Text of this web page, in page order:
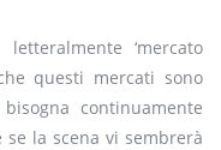
letteralmente ‘mercato
questi mercati sono
continuamente
la scena vi sembrerà